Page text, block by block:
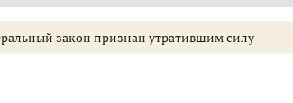
закон признан утратившим силу